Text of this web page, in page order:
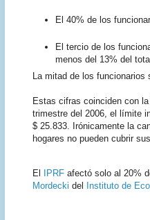
El 40% de los
El tercio de los
menos del 13% del total.
La mitad de los
Estas cifras coinciden con
trimestre del 2006, el límite
$ 25.833. Irónicamente la
hogares no pueden cubrir
El IPRF afectó solo al 20%
Mordecki del Instituto de